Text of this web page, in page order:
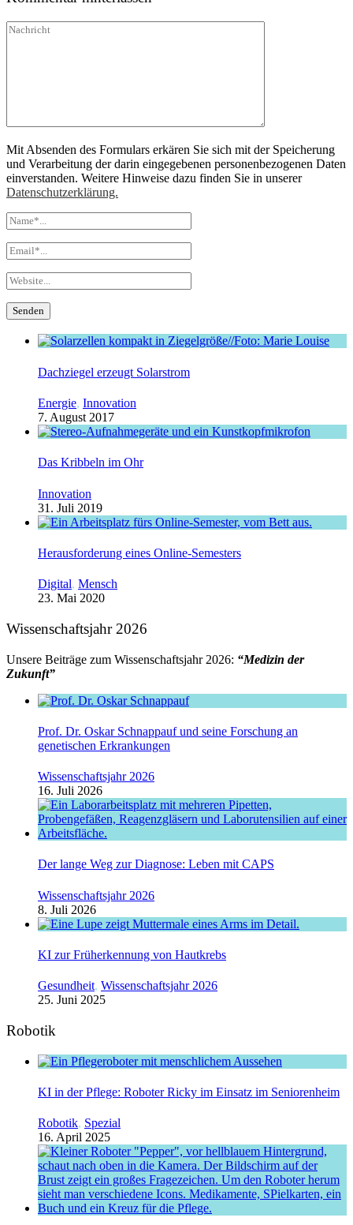
Mit Absenden des Formulars erkären Sie sich mit der Speicherung
und Verarbeitung der darin eingegebenen personenbezogenen Daten
einverstanden. Weitere Hinweise dazu finden Sie in unserer
Datenschutzerklärung.
Dachziegel erzeugt Solarstrom
Energie, Innovation
7. August 2017
Das Kribbeln im Ohr
Innovation
31. Juli 2019
Herausforderung eines Online-Semesters
Digital, Mensch
23. Mai 2020
Wissenschaftsjahr 2026
Unsere Beiträge zum Wissenschaftsjahr 2026: “Medizin der
Zukunft”
Prof. Dr. Oskar Schnappauf und seine Forschung an
genetischen Erkrankungen
Wissenschaftsjahr 2026
16. Juli 2026
Der lange Weg zur Diagnose: Leben mit CAPS
Wissenschaftsjahr 2026
8. Juli 2026
KI zur Früherkennung von Hautkrebs
Gesundheit, Wissenschaftsjahr 2026
25. Juni 2025
Robotik
KI in der Pflege: Roboter Ricky im Einsatz im Seniorenheim
Robotik, Spezial
16. April 2025